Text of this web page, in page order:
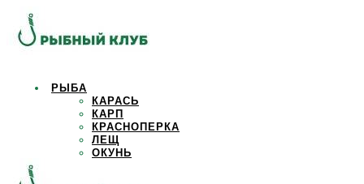
РЫБА
КАРАСЬ
КАРП
КРАСНОПЕРКА
ЛЕЩ
ОКУНЬ